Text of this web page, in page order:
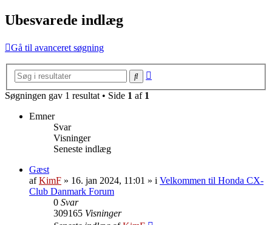
Ubesvarede indlæg
Gå til avanceret søgning
Søg
Søgningen gav 1 resultat • Side 1 af 1
Emner
Svar
Visninger
Seneste indlæg
Gæst
afKimF » 16. jan 2024, 11:01 » i Velkommen til Honda CX-
Club Danmark Forum
0 Svar
309165 Visninger